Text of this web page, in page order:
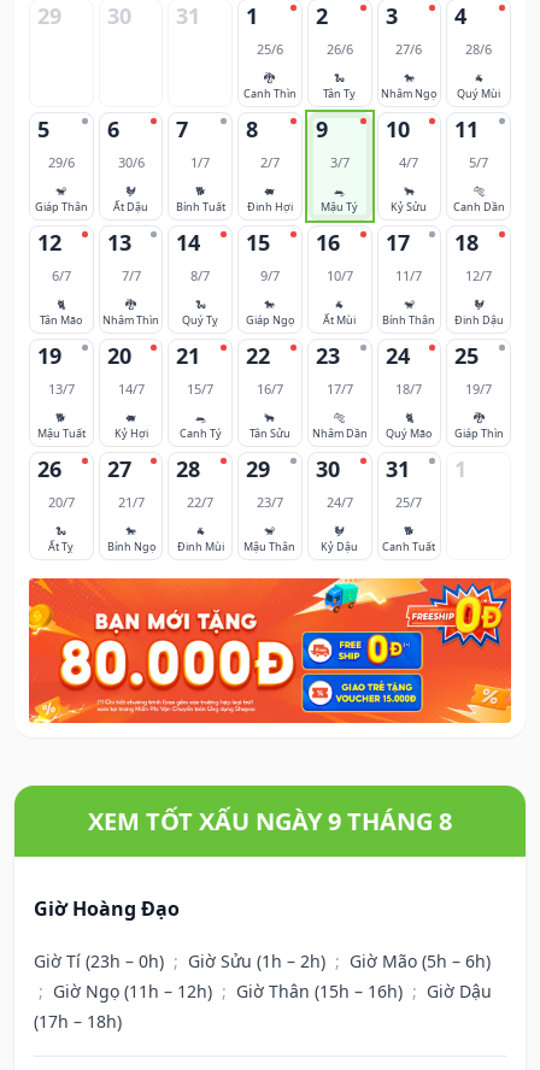
29 30 31 1
25/6
🐉
Canh Thìn
2
26/6
🐍
Tân Tỵ
3
27/6
🐎
Nhâm Ngọ
4
28/6
🐐
Quý Mùi
5
29/6
🐒
Giáp Thân
6
30/6
🐓
Ất Dậu
7
1/7
🐕
Bính Tuất
8
2/7
🐖
Đinh Hợi
9
3/7
🐀
Mậu Tý
10
4/7
🐂
Kỷ Sửu
11
5/7
🐅
Canh Dần
12
6/7
🐈
Tân Mão
13
7/7
🐉
Nhâm Thìn
14
8/7
🐍
Quý Tỵ
15
9/7
🐎
Giáp Ngọ
16
10/7
🐐
Ất Mùi
17
11/7
🐒
Bính Thân
18
12/7
🐓
Đinh Dậu
19
13/7
🐕
Mậu Tuất
20
14/7
🐖
Kỷ Hợi
21
15/7
🐀
Canh Tý
22
16/7
🐂
Tân Sửu
23
17/7
🐅
Nhâm Dần
24
18/7
🐈
Quý Mão
25
19/7
🐉
Giáp Thìn
26
20/7
🐍
Ất Tỵ
27
21/7
🐎
Bính Ngọ
28
22/7
🐐
Đinh Mùi
29
23/7
🐒
Mậu Thân
30
24/7
🐓
Kỷ Dậu
31
25/7
🐕
Canh Tuất
1
XEM TỐT XẤU NGÀY 9 THÁNG 8
Giờ Hoàng Đạo
Giờ Tí (23h – 0h) ; Giờ Sửu (1h – 2h) ; Giờ Mão (5h – 6h)
; Giờ Ngọ (11h – 12h) ; Giờ Thân (15h – 16h) ; Giờ Dậu
(17h – 18h)